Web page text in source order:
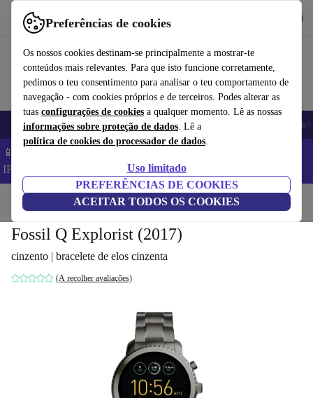
Preferências de cookies
Os nossos cookies destinam-se principalmente a mostrar-te
conteúdos mais relevantes. Para que isto funcione corretamente,
pedimos o teu consentimento para analisar o teu comportamento de
navegação - com cookies próprios e de terceiros. Podes alterar as
tuas configurações de cookies a qualquer momento. Lê as nossas
informações sobre proteção de dados. Lê a
política de cookies do processador de dados.
Uso limitado
PREFERÊNCIAS DE COOKIES
ACEITAR TODOS OS COOKIES
Use o refurbed de forma rápida e fácil
Telemóveis Computadores Portáteis Tablets
📱 Poupa 5% EXTRA em todos os iPhones – Código:
IPHONEDEAL –
Início Smartwatches
Fossil Q Explorist (2017)
cinzento | bracelete de elos cinzenta
(A recolher avaliações)